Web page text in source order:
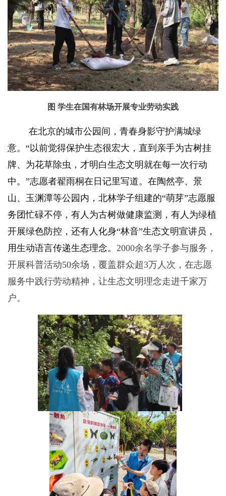
图 学生在国有林场开展专业劳动实践
在北京的城市公园间，青春身影守护满城绿
意。“以前觉得保护生态很宏大，直到亲手为古树挂
牌、为花草除虫，才明白生态文明就在每一次行动
中。”志愿者翟雨桐在日记里写道。在陶然亭、景
山、玉渊潭等公园内，北林学子组建的“萌芽”志愿服
务团忙碌不停，有人为古树做健康监测，有人为绿植
开展绿色防控，还有人化身“林音”生态文明宣讲员，
用生动语言传递生态理念。 2000余名学子参与服务，
开展科普活动50余场，覆盖群众超3万人次，在志愿
服务中践行劳动精神，让生态文明理念走进千家万
户。